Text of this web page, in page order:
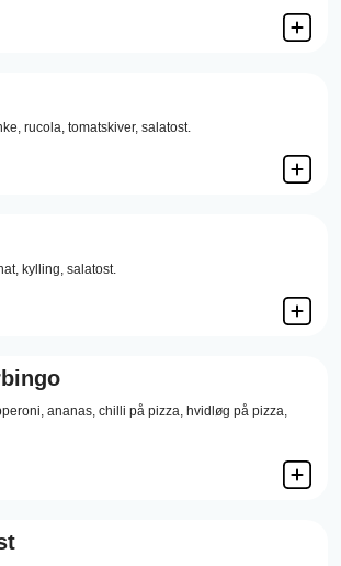
rucola, tomatskiver, salatost.
kylling, salatost.
ananas, chilli på pizza, hvidløg på pizza,